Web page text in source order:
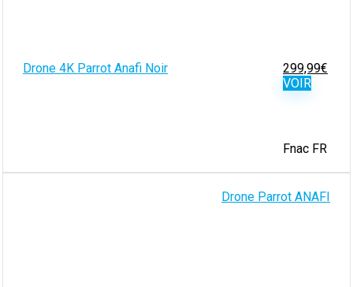
Drone 4K Parrot Anafi Noir 299,99€
VOIR
Fnac FR
Drone Parrot ANAFI